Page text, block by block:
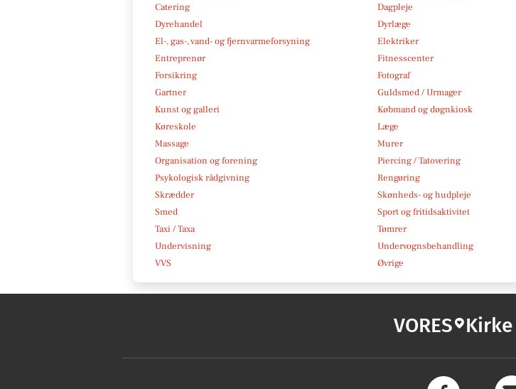
Catering
Dagpleje
Dyrehandel
Dyrlæge
El-, gas-, vand- og fjernvarmeforsyning
Elektriker
Entreprenør
Fitnesscenter
Forsikring
Fotograf
Gartner
Guldsmed / Urmager
Kunst og galleri
Købmand og døgnkiosk
Køreskole
Læge
Massage
Murer
Organisation og forening
Piercing / Tatovering
Psykologisk rådgivning
Rengøring
Skrædder
Skønheds- og hudpleje
Smed
Sport og fritidsaktivitet
Taxi / Taxa
Tømrer
Undervisning
Undervognsbehandling
VVS
Øvrige
VORES